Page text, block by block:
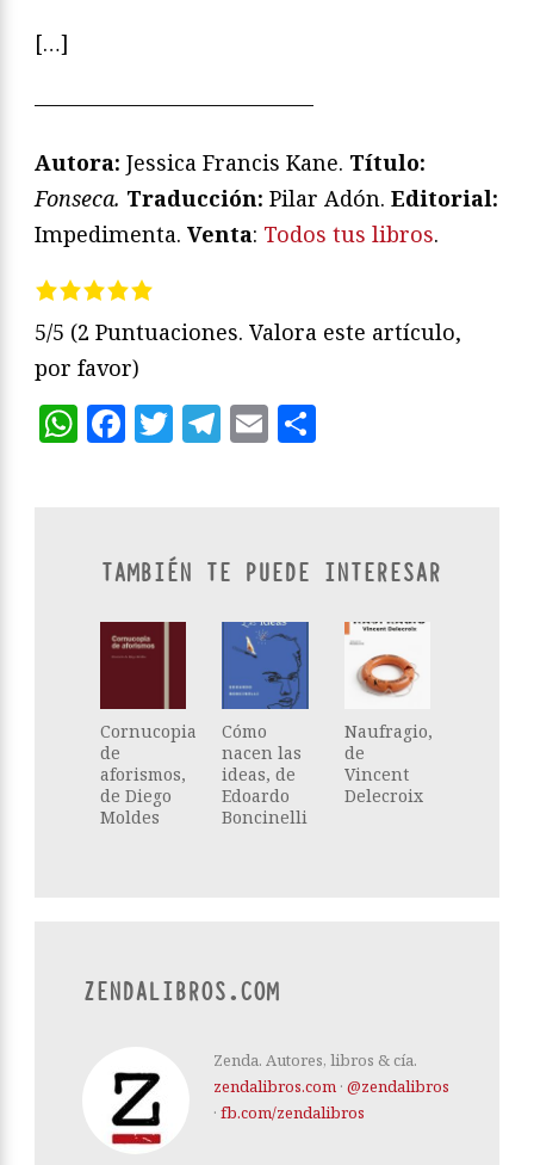
[…]
—————————————
Autora: Jessica Francis Kane. Título:
Fonseca. Traducción: Pilar Adón. Editorial:
Impedimenta. Venta: Todos tus libros.
5/5 (2 Puntuaciones. Valora este artículo,
por favor)
WhatsApp
Facebook
Twitter
Telegram
Email
TAMBIÉN TE PUEDE INTERESAR
Cornucopia
de
aforismos,
de Diego
Moldes
Cómo
nacen las
ideas, de
Edoardo
Boncinelli
Naufragio,
de
Vincent
Delecroix
ZENDALIBROS.COM
Zenda. Autores, libros & cía.
zendalibros.com · @zendalibros
· fb.com/zendalibros